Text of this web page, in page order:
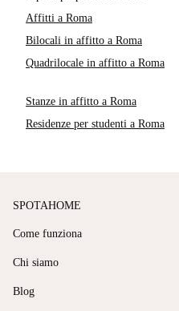
Affitti a Roma
Bilocali in affitto a Roma
Quadrilocale in affitto a Roma
Stanze in affitto a Roma
Residenze per studenti a Roma
SPOTAHOME
Come funziona
Chi siamo
Blog